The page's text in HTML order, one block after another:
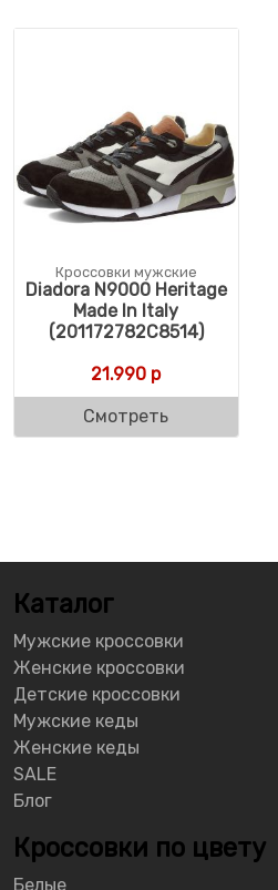
Кроссовки мужские
Diadora N9000 Heritage
Made In Italy
(201172782C8514)
21.990 р
Смотреть
Каталог
Мужские кроссовки
Женские кроссовки
Детские кроссовки
Мужские кеды
Женские кеды
SALE
Блог
Кроссовки по цвету
Белые